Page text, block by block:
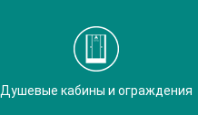
Душевые кабины и ограждения